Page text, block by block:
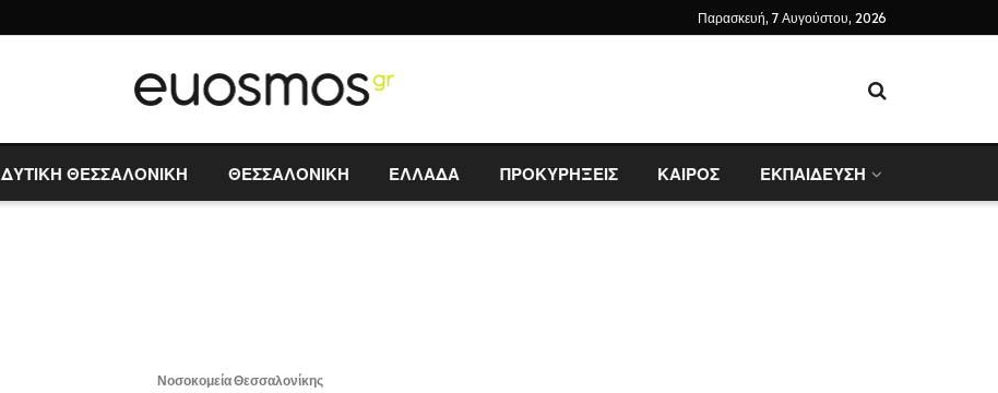
Παρασκευή, 7 Αυγούστου, 2026
ΔΥΤΙΚΗ ΘΕΣΣΑΛΟΝΙΚΗ ΘΕΣΣΑΛΟΝΙΚΗ ΕΛΛΑΔΑ ΠΡΟΚΥΡΗΞΕΙΣ ΚΑΙΡΟΣ ΕΚΠΑΙΔΕΥΣΗ
Νοσοκομεία Θεσσαλονίκης